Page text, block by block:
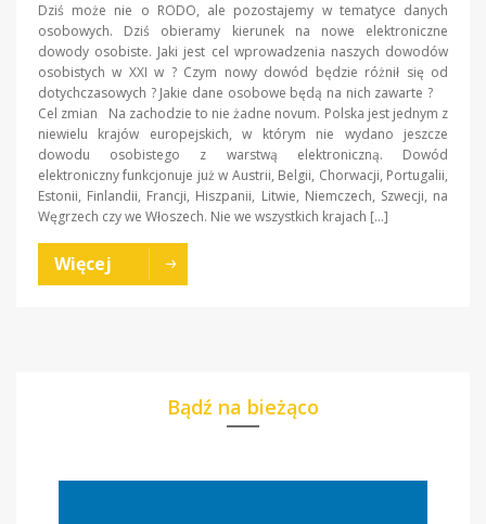
Dziś może nie o RODO, ale pozostajemy w tematyce danych
osobowych. Dziś obieramy kierunek na nowe elektroniczne
dowody osobiste. Jaki jest cel wprowadzenia naszych dowodów
osobistych w XXI w ? Czym nowy dowód będzie różnił się od
dotychczasowych ? Jakie dane osobowe będą na nich zawarte ?
Cel zmian Na zachodzie to nie żadne novum. Polska jest jednym z
niewielu krajów europejskich, w którym nie wydano jeszcze
dowodu osobistego z warstwą elektroniczną. Dowód
elektroniczny funkcjonuje już w Austrii, Belgii, Chorwacji, Portugalii,
Estonii, Finlandii, Francji, Hiszpanii, Litwie, Niemczech, Szwecji, na
Węgrzech czy we Włoszech. Nie we wszystkich krajach […]
Więcej
Bądź na bieżąco